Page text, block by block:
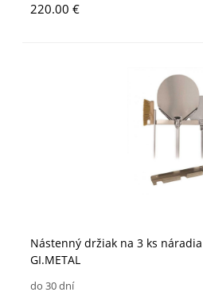
220.00 €
Nástenný držiak na 3 ks náradia
GI.METAL
do 30 dní